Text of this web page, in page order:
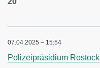
07.04.2025 – 15:54
Polizeipräsidium Rostock